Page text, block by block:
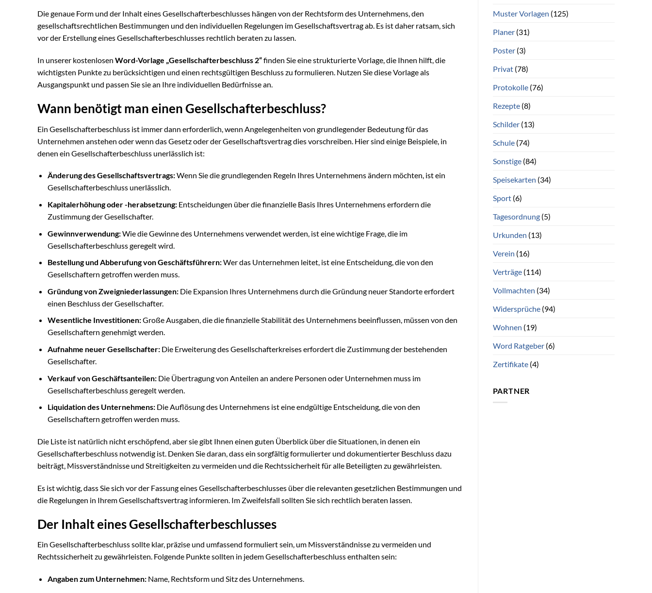
Die genaue Form und der Inhalt eines Gesellschafterbeschlusses hängen von der Rechtsform des Unternehmens, den
gesellschaftsrechtlichen Bestimmungen und den individuellen Regelungen im Gesellschaftsvertrag ab. Es ist daher ratsam, sich
vor der Erstellung eines Gesellschafterbeschlusses rechtlich beraten zu lassen.
In unserer kostenlosen Word-Vorlage „Gesellschafterbeschluss 2“finden Sie eine strukturierte Vorlage, die Ihnen hilft, die
wichtigsten Punkte zu berücksichtigen und einen rechtsgültigen Beschluss zu formulieren. Nutzen Sie diese Vorlage als
Ausgangspunkt und passen Sie sie an Ihre individuellen Bedürfnisse an.
Wann benötigt man einen Gesellschafterbeschluss?
Ein Gesellschafterbeschluss ist immer dann erforderlich, wenn Angelegenheiten von grundlegender Bedeutung für das
Unternehmen anstehen oder wenn das Gesetz oder der Gesellschaftsvertrag dies vorschreiben. Hier sind einige Beispiele, in
denen ein Gesellschafterbeschluss unerlässlich ist:
Änderung des Gesellschaftsvertrags:Wenn Sie die grundlegenden Regeln Ihres Unternehmens ändern möchten, ist ein
Gesellschafterbeschluss unerlässlich.
Kapitalerhöhung oder -herabsetzung:Entscheidungen über die finanzielle Basis Ihres Unternehmens erfordern die
Zustimmung der Gesellschafter.
Gewinnverwendung:Wie die Gewinne des Unternehmens verwendet werden, ist eine wichtige Frage, die im
Gesellschafterbeschluss geregelt wird.
Bestellung und Abberufung von Geschäftsführern:Wer das Unternehmen leitet, ist eine Entscheidung, die von den
Gesellschaftern getroffen werden muss.
Gründung von Zweigniederlassungen:Die Expansion Ihres Unternehmens durch die Gründung neuer Standorte erfordert
einen Beschluss der Gesellschafter.
Wesentliche Investitionen:Große Ausgaben, die die finanzielle Stabilität des Unternehmens beeinflussen, müssen von den
Gesellschaftern genehmigt werden.
Aufnahme neuer Gesellschafter:Die Erweiterung des Gesellschafterkreises erfordert die Zustimmung der bestehenden
Gesellschafter.
Verkauf von Geschäftsanteilen:Die Übertragung von Anteilen an andere Personen oder Unternehmen muss im
Gesellschafterbeschluss geregelt werden.
Liquidation des Unternehmens:Die Auflösung des Unternehmens ist eine endgültige Entscheidung, die von den
Gesellschaftern getroffen werden muss.
Die Liste ist natürlich nicht erschöpfend, aber sie gibt Ihnen einen guten Überblick über die Situationen, in denen ein
Gesellschafterbeschluss notwendig ist. Denken Sie daran, dass ein sorgfältig formulierter und dokumentierter Beschluss dazu
beiträgt, Missverständnisse und Streitigkeiten zu vermeiden und die Rechtssicherheit für alle Beteiligten zu gewährleisten.
Es ist wichtig, dass Sie sich vor der Fassung eines Gesellschafterbeschlusses über die relevanten gesetzlichen Bestimmungen und
die Regelungen in Ihrem Gesellschaftsvertrag informieren. Im Zweifelsfall sollten Sie sich rechtlich beraten lassen.
Der Inhalt eines Gesellschafterbeschlusses
Ein Gesellschafterbeschluss sollte klar, präzise und umfassend formuliert sein, um Missverständnisse zu vermeiden und
Rechtssicherheit zu gewährleisten. Folgende Punkte sollten in jedem Gesellschafterbeschluss enthalten sein:
Angaben zum Unternehmen:Name, Rechtsform und Sitz des Unternehmens.
Muster Vorlagen (125)
Planer(31)
Poster(3)
Privat(78)
Protokolle(76)
Rezepte(8)
Schilder(13)
Schule(74)
Sonstige(84)
Speisekarten (34)
Sport(6)
Tagesordnung(5)
Urkunden (13)
Verein (16)
Verträge(114)
Vollmachten (34)
Widersprüche(94)
Wohnen (19)
Word Ratgeber(6)
Zertifikate(4)
PARTNER